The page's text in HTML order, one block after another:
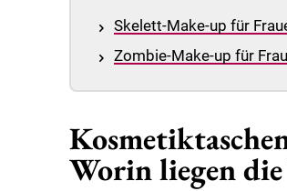
Skelett-Make-up für
Zombie-Make-up für
Worin liegen